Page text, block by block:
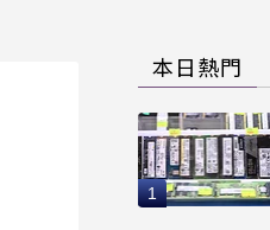
本日熱門